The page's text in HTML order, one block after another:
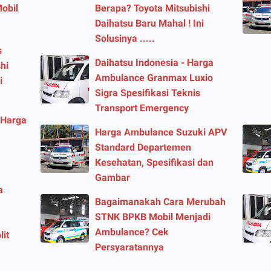
Berapa? Toyota Mitsubishi
Daihatsu Baru Mahal ! Ini
Solusinya .....
Daihatsu Indonesia - Harga
Ambulance Granmax Luxio
Sigra Spesifikasi Teknis
Transport Emergency
Harga Ambulance Suzuki APV
Standard Departemen
Kesehatan, Spesifikasi dan
Gambar
Bagaimanakah Cara Merubah
STNK BPKB Mobil Menjadi
Ambulance? Cek
Persyaratannya